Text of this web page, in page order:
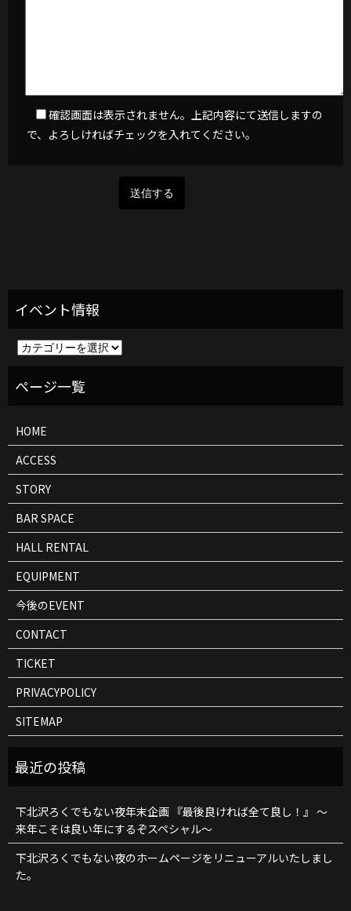
確認画面は表示されません。上記内容にて送信しますの
で、よろしければチェックを入れてください。
イ
ト
HOME
ACCESS
STORY
BAR SPACE
HALL RENTAL
EQUIPMENT
今後のEVENT
CONTACT
TICKET
PRIVACYPOLICY
SITEMAP
下北沢ろくでもない夜年末企画 『最後良ければ全て良し！』 ～
来年こそは良い年にするぞスペシャル～
下北沢ろくでもない夜のホームページをリニューアルいたしまし
た。